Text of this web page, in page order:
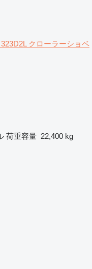
クローラーショベ
荷重容量 22,400 kg